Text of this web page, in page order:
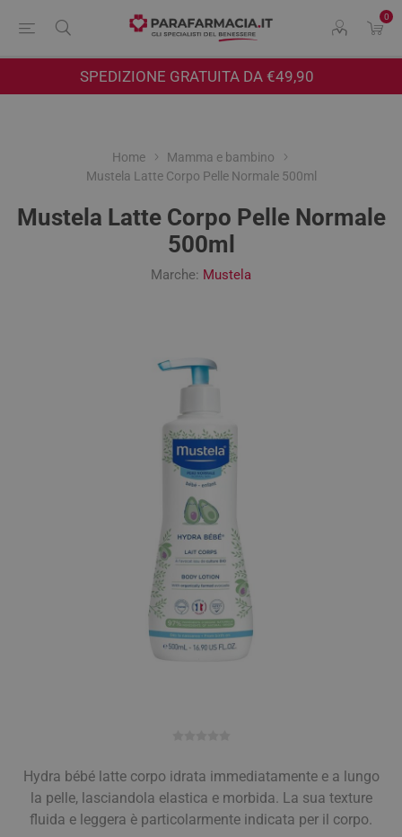
0
SPEDIZIONE GRATUITA DA €49,90
Home
Mamma e bambino
Mustela Latte Corpo Pelle Normale 500ml
Mustela Latte Corpo Pelle Normale
500ml
Marche: Mustela
Hydra bébé latte corpo idrata immediatamente e a lungo
la pelle, lasciandola elastica e morbida. La sua texture
fluida e leggera è particolarmente indicata per il corpo.